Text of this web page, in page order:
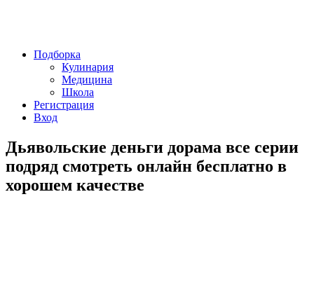
Подборка
Кулинария
Медицина
Школа
Регистрация
Вход
Дьявольские деньги дорама все серии
подряд смотреть онлайн бесплатно в
хорошем качестве